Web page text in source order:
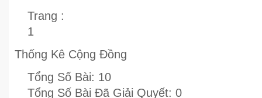
Trang :
1
Thống Kê Cộng Đồng
Tổng Số Bài: 10
Tổng Số Bài Đã Giải Quyết: 0